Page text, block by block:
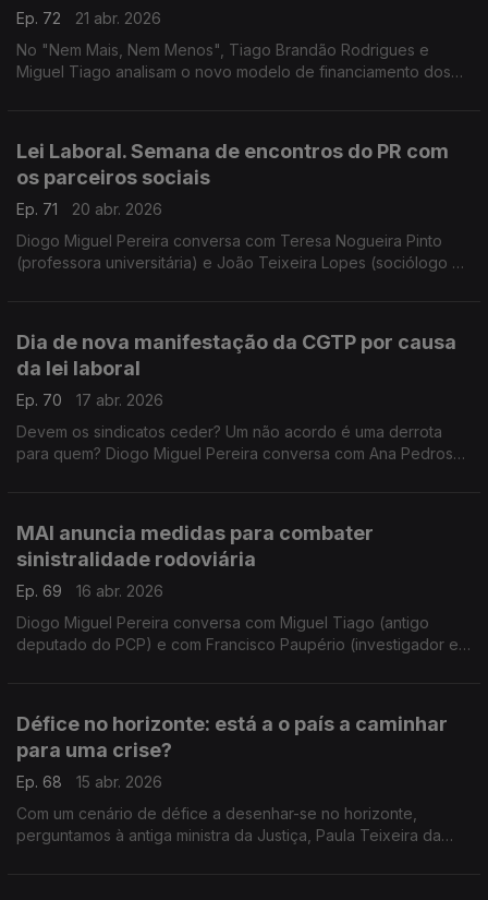
Ep. 72
21 abr. 2026
No "Nem Mais, Nem Menos", Tiago Brandão Rodrigues e
Miguel Tiago analisam o novo modelo de financiamento dos
Lei Laboral. Semana de encontros do PR com
os parceiros sociais
Ep. 71
20 abr. 2026
Diogo Miguel Pereira conversa com Teresa Nogueira Pinto
(professora universitária) e João Teixeira Lopes (sociólogo e
Dia de nova manifestação da CGTP por causa
da lei laboral
Ep. 70
17 abr. 2026
Devem os sindicatos ceder? Um não acordo é uma derrota
para quem? Diogo Miguel Pereira conversa com Ana Pedrosa
MAI anuncia medidas para combater
sinistralidade rodoviária
Ep. 69
16 abr. 2026
Diogo Miguel Pereira conversa com Miguel Tiago (antigo
deputado do PCP) e com Francisco Paupério (investigador e
Défice no horizonte: está a o país a caminhar
para uma crise?
Ep. 68
15 abr. 2026
Com um cenário de défice a desenhar-se no horizonte,
perguntamos à antiga ministra da Justiça, Paula Teixeira da